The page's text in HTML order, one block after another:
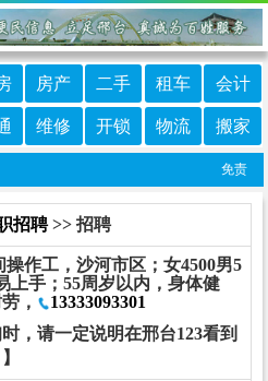
房产 二手 租车 会计
维修 开锁 物流 搬家
免责声
招聘>> 招聘
操作工，沙河市区；女4500男5
上手；55周岁以内，身体健
，
13333093301
时，请一定说明在邢台123看到